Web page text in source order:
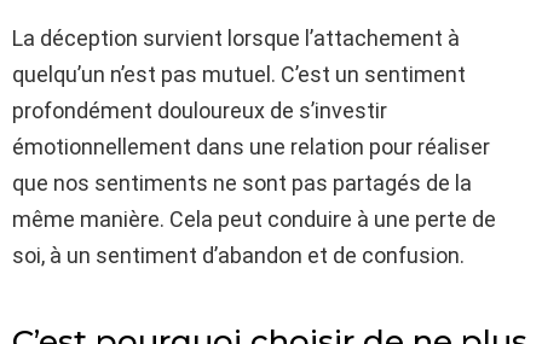
La déception survient lorsque l’attachement à
quelqu’un n’est pas mutuel. C’est un sentiment
profondément douloureux de s’investir
émotionnellement dans une relation pour réaliser
que nos sentiments ne sont pas partagés de la
même manière. Cela peut conduire à une perte de
soi, à un sentiment d’abandon et de confusion.